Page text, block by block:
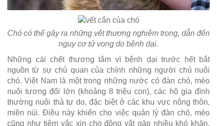
Chó có thể gây ra những vết thương nghiêm trọng, dẫn đến
nguy cơ tử vong do bệnh dại.
Những cái chết thương tâm vì bệnh dại trước hết bắt
nguồn từ sự chủ quan của chính những người chủ nuôi
chó. Việt Nam là một trong những nước có đàn chó, mèo
nuôi tương đối lớn (khoảng 8 triệu con), các hộ gia đình
thường nuôi thả tự do, đặc biệt ở các khu vực nông thôn,
miền núi. Điều này khiến cho việc quản lý đàn chó, mèo
cũng như tiêm vắc xin cho động vật gặp nhiều khó khăn.